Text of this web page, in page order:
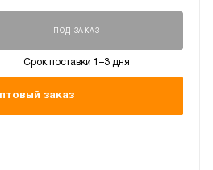
ПОД ЗАКАЗ
Срок поставки 1–3 дня
заказ